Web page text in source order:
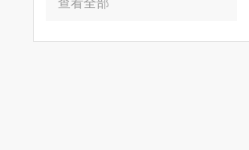
查看全部